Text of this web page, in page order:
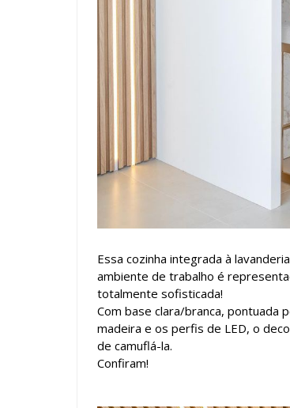
Essa cozinha integrada à
ambiente de trabalho é
totalmente sofisticada!
Com base clara/branca,
madeira e os perfis de LED, o
de camuflá-la.
Confiram!